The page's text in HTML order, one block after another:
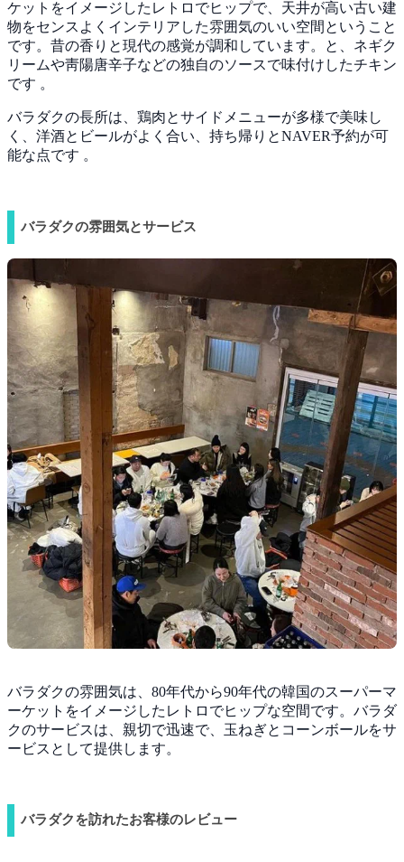
ケットをイメージしたレトロでヒップで、天井が高い古い建
物をセンスよくインテリアした雰囲気のいい空間ということ
です。昔の香りと現代の感覚が調和しています。と、ネギク
リームや靑陽唐辛子などの独自のソースで味付けしたチキン
です 。
バラダクの長所は、鶏肉とサイドメニューが多様で美味し
く、洋酒とビールがよく合い、持ち帰りとNAVER予約が可
能な点です 。
バラダクの雰囲気とサービス
バラダクの雰囲気は、80年代から90年代の韓国のスーパーマ
ーケットをイメージしたレトロでヒップな空間です。バラダ
クのサービスは、親切で迅速で、玉ねぎとコーンボールをサ
ービスとして提供します。
バラダクを訪れたお客様のレビュー